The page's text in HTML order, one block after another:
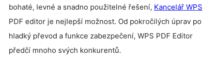
bohaté, levné a snadno použitelné řešení, Kancelář WPS
PDF editor je nejlepší možnost. Od pokročilých úprav po
hladký převod a funkce zabezpečení, WPS PDF Editor
předčí mnoho svých konkurentů.